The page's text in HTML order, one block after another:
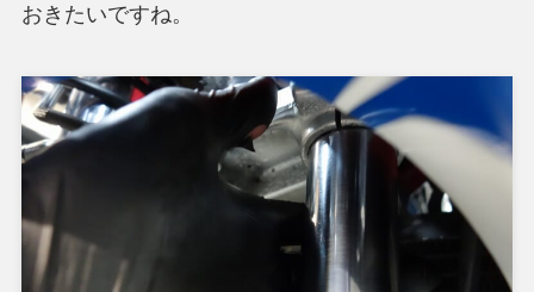
おきたいですね。